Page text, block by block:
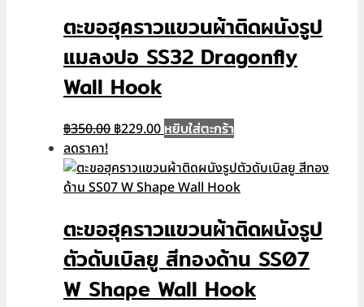
ตะขอฮุคราวแขวนผ้าติดผนังรูป
แมลงปอ SS32 Dragonfly
Wall Hook
฿350.00 Original
was:
฿350.00.
฿229.00Current
is:
฿229.00.
หยิบใส่ตะกร้า
ลดราคา!
ตะขอฮุคราวแขวนผ้าติดผนังรูป
ตัวดับเบิลยู สีทองด้าน SS07
W Shape Wall Hook